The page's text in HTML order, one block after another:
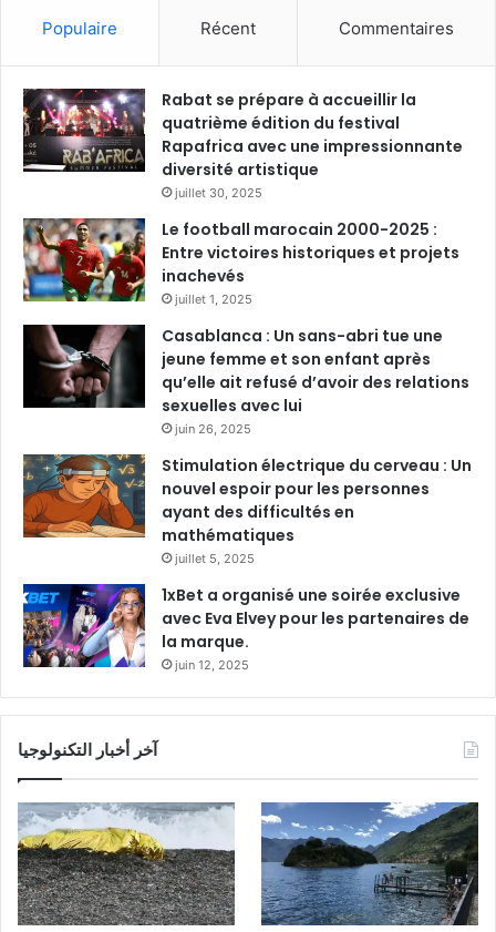
Populaire Récent Commentaires
Rabat se prépare à accueillir la
quatrième édition du festival
Rapafrica avec une impressionnante
diversité artistique
juillet 30, 2025
Le football marocain 2000-2025 :
Entre victoires historiques et projets
inachevés
juillet 1, 2025
Casablanca : Un sans-abri tue une
jeune femme et son enfant après
qu’elle ait refusé d’avoir des relations
sexuelles avec lui
juin 26, 2025
Stimulation électrique du cerveau : Un
nouvel espoir pour les personnes
ayant des difficultés en
mathématiques
juillet 5, 2025
1xBet a organisé une soirée exclusive
avec Eva Elvey pour les partenaires de
la marque.
juin 12, 2025
آخر أخبار التكنولوجيا